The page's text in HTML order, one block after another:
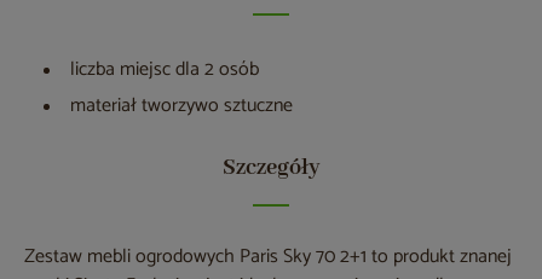
liczba miejsc dla 2 osób
materiał tworzywo sztuczne
Szczegóły
Zestaw mebli ogrodowych Paris Sky 70 2+1 to produkt znanej